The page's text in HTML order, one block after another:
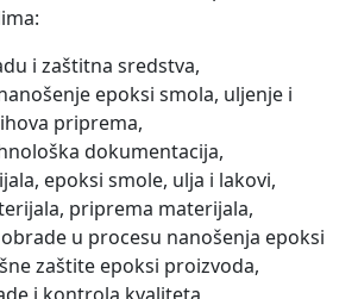
i zaštitna sredstva,
epoksi smola, uljenje i
priprema,
dokumentacija,
epoksi smole, ulja i lakovi,
priprema materijala,
u procesu nanošenja epoksi
zaštite epoksi proizvoda,
i kontrola kvaliteta,